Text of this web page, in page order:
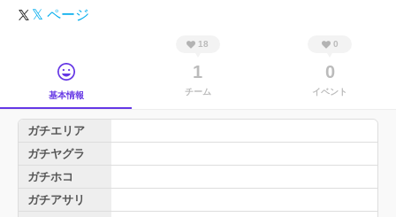
𝕏 ページ
基本情報
18
1
チーム
0
0
イベント
ガチエリア
ガチヤグラ
ガチホコ
ガチアサリ